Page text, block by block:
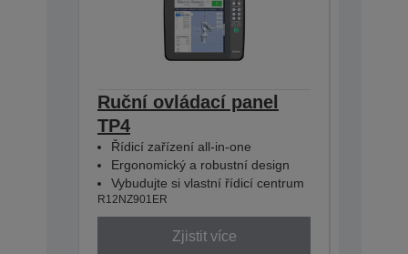
Ruční ovládací panel
TP4
Řídicí zařízení all-in-one
Ergonomický a robustní design
Vybudujte si vlastní řídicí centrum
R12NZ901ER
Zjistit více